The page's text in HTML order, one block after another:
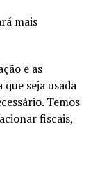
mais
e as
seja usada
Temos
fiscais,